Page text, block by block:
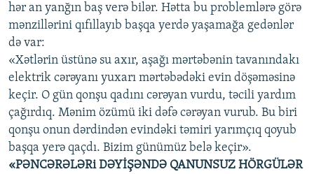
hər an yanğın baş verə bilər. Hətta bu problemlərə görə
mənzillərini qıfıllayıb başqa yerdə yaşamağa gedənlər
də var:
«Xətlərin üstünə su axır, aşağı mərtəbənin tavanındakı
elektrik cərəyanı yuxarı mərtəbədəki evin döşəməsinə
keçir. O gün qonşu qadını cərəyan vurdu, təcili yardım
çağırdıq. Mənim özümü iki dəfə cərəyan vurub. Bu biri
qonşu onun dərdindən evindəki təmiri yarımçıq qoyub
başqa yerə qaçdı. Bizim günümüz belə keçir».
«PƏNCƏRƏLƏRi DƏYİŞƏNDƏ QANUNSUZ HÖRGÜLƏR